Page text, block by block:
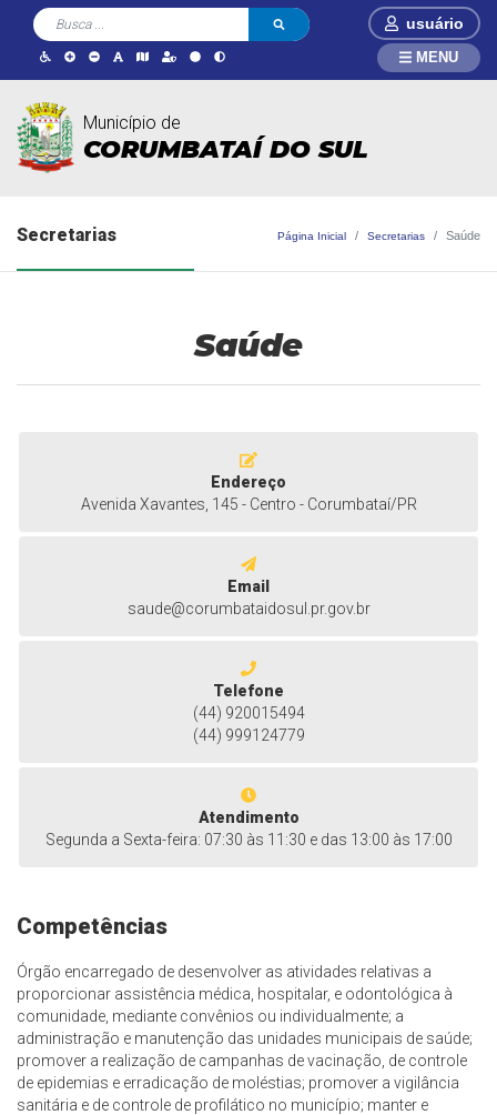
usuário
Município de
CORUMBATAÍ DO SUL
MENU
Secretarias Página Inicial Secretarias Saúde
Saúde
Endereço
Avenida Xavantes, 145 - Centro - Corumbataí/PR
Email
saude@corumbataidosul.pr.gov.br
Telefone
(44) 920015494
(44) 999124779
Atendimento
Segunda a Sexta-feira: 07:30 às 11:30 e das 13:00 às 17:00
Competências
Órgão encarregado de desenvolver as atividades relativas a
proporcionar assistência médica, hospitalar, e odontológica à
comunidade, mediante convênios ou individualmente; a
administração e manutenção das unidades municipais de saúde;
promover a realização de campanhas de vacinação, de controle
de epidemias e erradicação de moléstias; promover a vigilância
sanitária e de controle de profilático no município; manter e